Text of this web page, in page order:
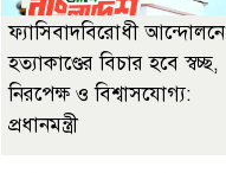
ফ্যাসিবাদবিরোধী আন্দোলনে
হত্যাকাণ্ডের বিচার হবে স্বচ্ছ,
নিরপেক্ষ ও বিশ্বাসযোগ্য:
প্রধানমন্ত্রী